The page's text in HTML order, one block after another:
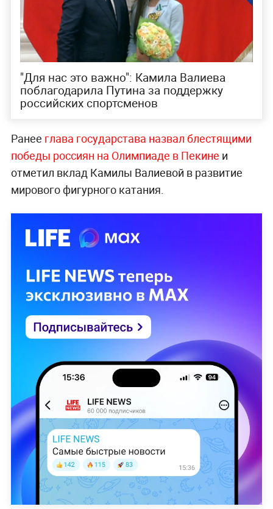
"Для нас это важно": Камила Валиева
поблагодарила Путина за поддержку
российских спортсменов
Ранее глава государстава назвал блестящими
победы россиян на Олимпиаде в Пекине и
отметил вклад Камилы Валиевой в развитие
мирового фигурного катания.